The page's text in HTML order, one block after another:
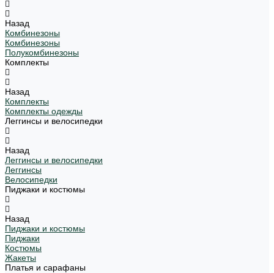
Назад
Комбинезоны
Комбинезоны
Полукомбинезоны
Комплекты
Назад
Комплекты
Комплекты одежды
Леггинсы и велосипедки
Назад
Леггинсы и велосипедки
Леггинсы
Велосипедки
Пиджаки и костюмы
Назад
Пиджаки и костюмы
Пиджаки
Костюмы
Жакеты
Платья и сарафаны